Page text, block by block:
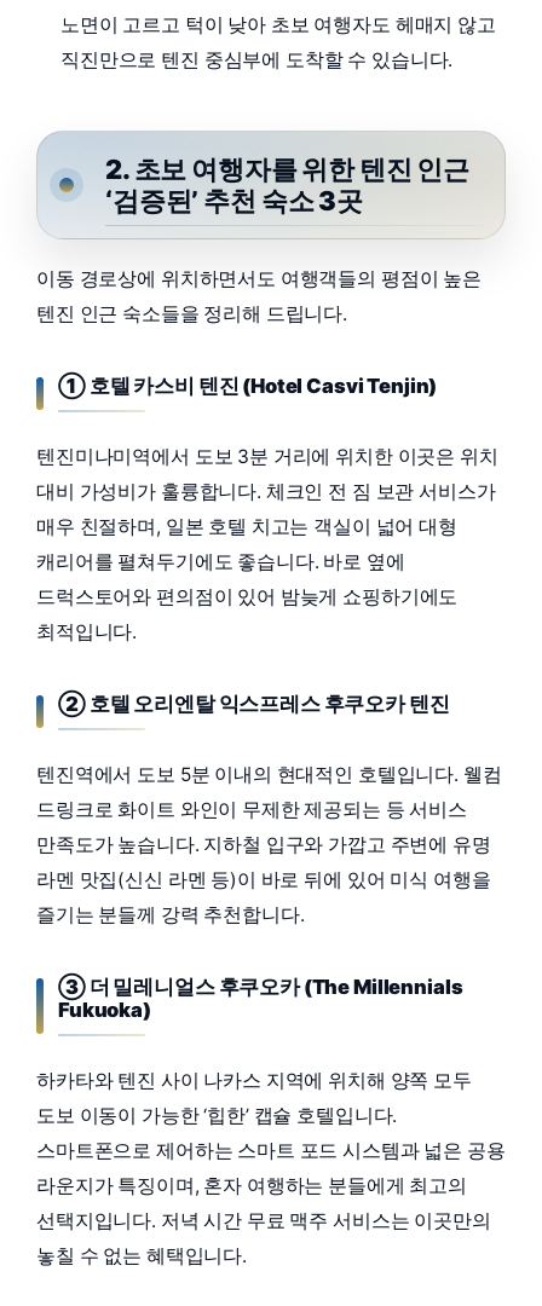
노면이 고르고 턱이 낮아 초보 여행자도 헤매지 않고
직진만으로 텐진 중심부에 도착할 수 있습니다.
2. 초보 여행자를 위한 텐진 인근
‘검증된’ 추천 숙소 3곳
이동 경로상에 위치하면서도 여행객들의 평점이 높은
텐진 인근 숙소들을 정리해 드립니다.
① 호텔 카스비 텐진 (Hotel Casvi Tenjin)
텐진미나미역에서 도보 3분 거리에 위치한 이곳은 위치
대비 가성비가 훌륭합니다. 체크인 전 짐 보관 서비스가
매우 친절하며, 일본 호텔 치고는 객실이 넓어 대형
캐리어를 펼쳐두기에도 좋습니다. 바로 옆에
드럭스토어와 편의점이 있어 밤늦게 쇼핑하기에도
최적입니다.
② 호텔 오리엔탈 익스프레스 후쿠오카 텐진
텐진역에서 도보 5분 이내의 현대적인 호텔입니다. 웰컴
드링크로 화이트 와인이 무제한 제공되는 등 서비스
만족도가 높습니다. 지하철 입구와 가깝고 주변에 유명
라멘 맛집(신신 라멘 등)이 바로 뒤에 있어 미식 여행을
즐기는 분들께 강력 추천합니다.
③ 더 밀레니얼스 후쿠오카 (The Millennials
Fukuoka)
하카타와 텐진 사이 나카스 지역에 위치해 양쪽 모두
도보 이동이 가능한 ‘힙한’ 캡슐 호텔입니다.
스마트폰으로 제어하는 스마트 포드 시스템과 넓은 공용
라운지가 특징이며, 혼자 여행하는 분들에게 최고의
선택지입니다. 저녁 시간 무료 맥주 서비스는 이곳만의
놓칠 수 없는 혜택입니다.